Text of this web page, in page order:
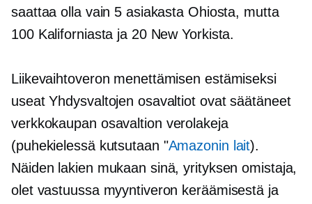
saattaa olla vain 5 asiakasta Ohiosta, mutta
100 Kaliforniasta ja 20 New Yorkista.
Liikevaihtoveron menettämisen estämiseksi
useat Yhdysvaltojen osavaltiot ovat säätäneet
verkkokaupan osavaltion verolakeja
(puhekielessä kutsutaan "Amazonin lait).
Näiden lakien mukaan sinä, yrityksen omistaja,
olet vastuussa myyntiveron keräämisestä ja